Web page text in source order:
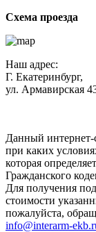
Схема проезда
Наш адрес:
Г. Екатеринбург,
ул. Армавирская
Данный
при каких
которая
Гражданского
Для получения
стоимости
пожалуйста,
info@interarm-